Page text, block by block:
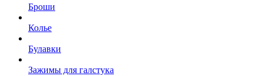
Броши
Колье
Булавки
Зажимы для галстука